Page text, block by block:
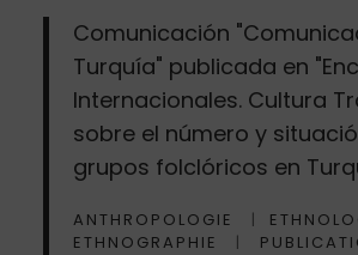
Comunicación
Turquía" publicada en
Internacionales. Cultura
sobre el número y
grupos folclóricos en
ANTHROPOLOGIE
ETHNOGRAPHIE